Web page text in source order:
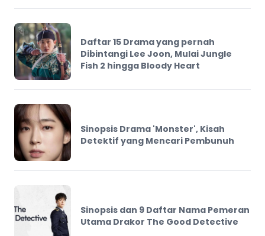
Daftar 15 Drama yang pernah
Dibintangi Lee Joon, Mulai Jungle
Fish 2 hingga Bloody Heart
Sinopsis Drama 'Monster', Kisah
Detektif yang Mencari Pembunuh
Sinopsis dan 9 Daftar Nama Pemeran
Utama Drakor The Good Detective